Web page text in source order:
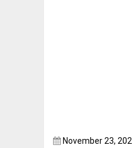
November 23,